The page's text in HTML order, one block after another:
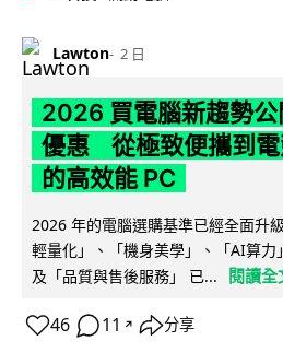
Lawton 2 日
2026 買電腦新趨勢公
優惠 從極致便攜到電
的高效能 PC
2026 年的電腦選購基準已經全面升
輕量化」、「機身美學」、「AI算力
及「品質與售後服務」 已...
閱讀全
46 11 ↗ 分享